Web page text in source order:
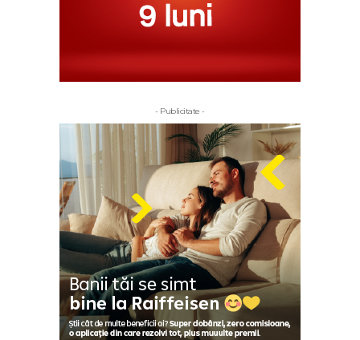
- Publicitate -